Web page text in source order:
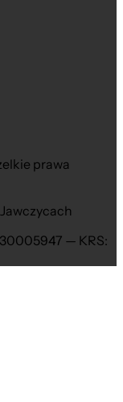
prawa
— KRS: